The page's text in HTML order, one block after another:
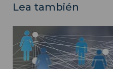
Lea también
Una red de socios ">